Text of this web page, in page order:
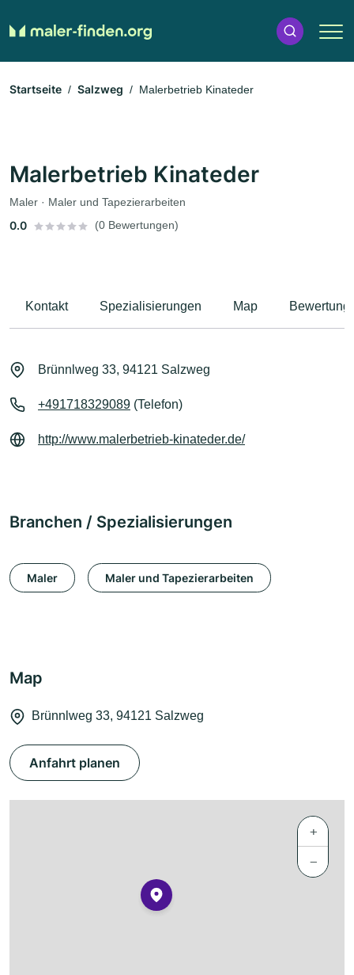
Startseite Salzweg Malerbetrieb Kinateder
Malerbetrieb Kinateder
Maler · Maler und Tapezierarbeiten
0.0 (0 Bewertungen)
Kontakt Spezialisierungen Map
Brünnlweg 33, 94121 Salzweg
+491718329089 (Telefon)
http://www.malerbetrieb-kinateder.de/
Branchen / Spezialisierungen
Maler Maler und Tapezierarbeiten
Map
Brünnlweg 33, 94121 Salzweg
Anfahrt planen
+
−